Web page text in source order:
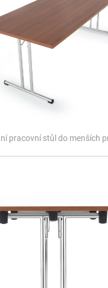
pracovní stůl do menších